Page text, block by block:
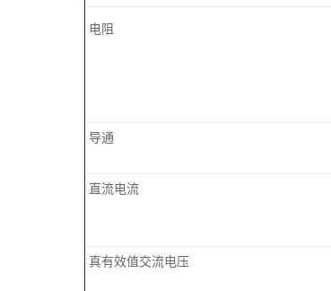
电阻
导通
直流电流
真有效值交流电压